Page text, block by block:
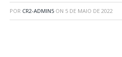
POR CR2-ADMIN5 ON 5 DE MAIO DE 2022